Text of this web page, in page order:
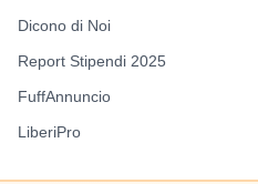
Dicono di Noi
Report Stipendi 2025
FuffAnnuncio
LiberiPro